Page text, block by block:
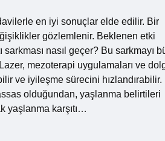
en iyi sonuçlar elde edilir. Bir
gözlemlenir. Beklenen etki
nasıl geçer? Bu sarkmayı
mezoterapi uygulamaları ve
ve iyileşme sürecini hızlandırabilir.
olduğundan, yaşlanma belirtileri
yaşlanma karşıtı…